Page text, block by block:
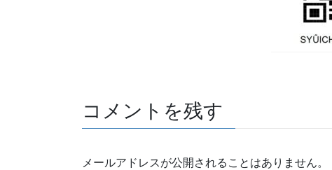
コメントを残す
メールアドレスが公開されることはありません。